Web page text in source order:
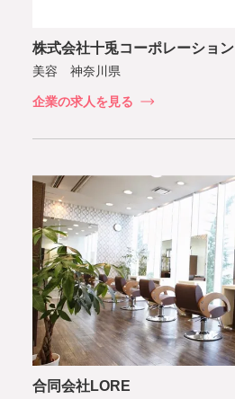
株式会社十兎コーポレーション
美容 神奈川県
企業の求人を見る
合同会社LORE